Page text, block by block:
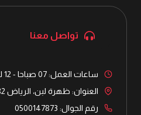
تواصل معنا
ساعات العمل: 07 صباحا - 12 ليلا.
العنوان: ظهرة لبن، الرياض 13782.
رقم الجوال: 0500147873